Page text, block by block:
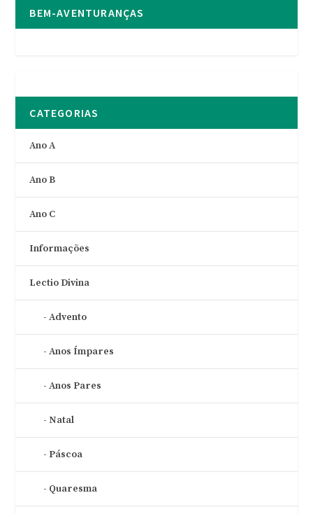
BEM-AVENTURANÇAS
CATEGORIAS
Ano A
Ano B
Ano C
Informações
Lectio Divina
Advento
Anos Ímpares
Anos Pares
Natal
Páscoa
Quaresma